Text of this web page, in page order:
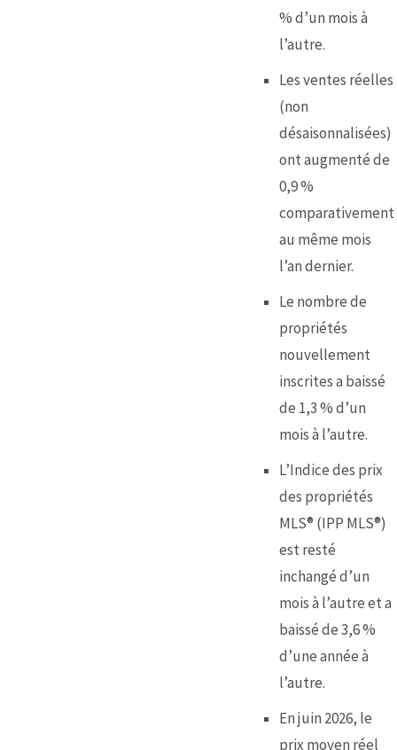
% d’un mois à
l’autre.
Les ventes réelles
(non
désaisonnalisées)
ont augmenté de
0,9 %
comparativement
au même mois
l’an dernier.
Le nombre de
propriétés
nouvellement
inscrites a baissé
de 1,3 % d’un
mois à l’autre.
L’Indice des prix
des propriétés
MLS® (IPP MLS®)
est resté
inchangé d’un
mois à l’autre et a
baissé de 3,6 %
d’une année à
l’autre.
En juin 2026, le
prix moyen réel